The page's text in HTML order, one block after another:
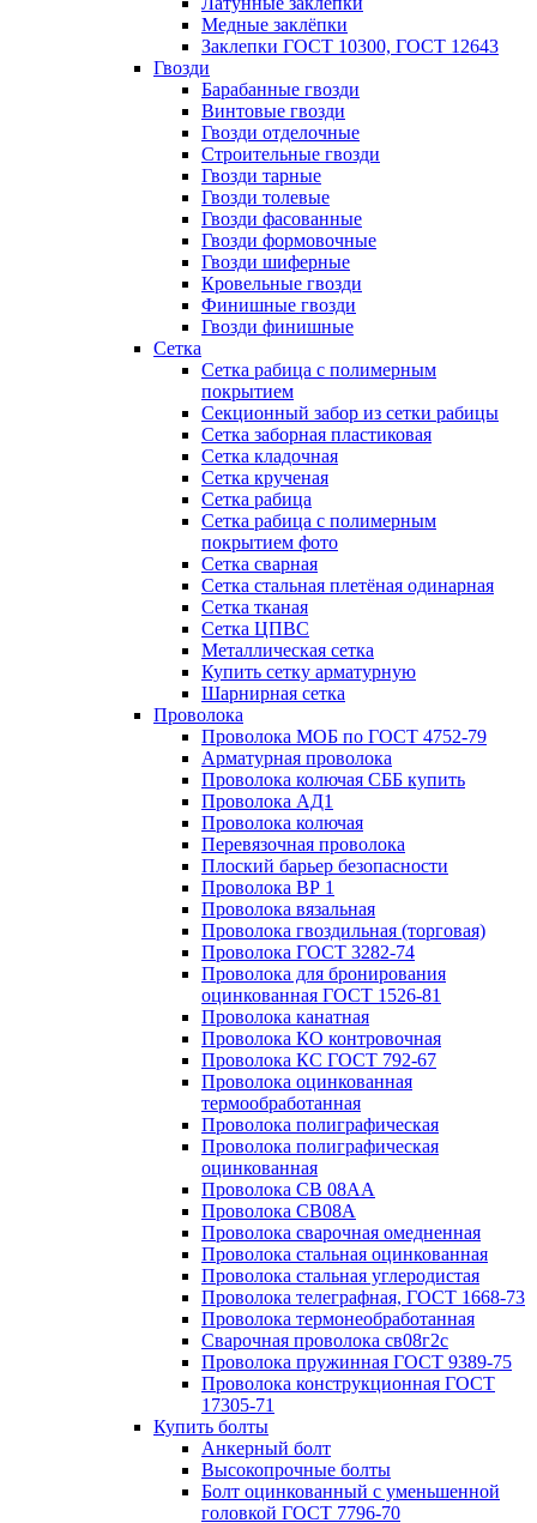
Медные заклёпки
Заклепки ГОСТ 10300, ГОСТ 12643
Гвозди
Барабанные гвозди
Винтовые гвозди
Гвозди отделочные
Строительные гвозди
Гвозди тарные
Гвозди толевые
Гвозди фасованные
Гвозди формовочные
Гвозди шиферные
Кровельные гвозди
Финишные гвозди
Гвозди финишные
Сетка
Сетка рабица с полимерным
покрытием
Секционный забор из сетки рабицы
Сетка заборная пластиковая
Сетка кладочная
Сетка крученая
Сетка рабица
Сетка рабица с полимерным
покрытием фото
Сетка сварная
Сетка стальная плетёная одинарная
Сетка тканая
Сетка ЦПВС
Металлическая сетка
Купить сетку арматурную
Шарнирная сетка
Проволока
Проволока МОБ по ГОСТ 4752-79
Арматурная проволока
Проволока колючая СББ купить
Проволока АД1
Проволока колючая
Перевязочная проволока
Плоский барьер безопасности
Проволока ВР 1
Проволока вязальная
Проволока гвоздильная (торговая)
Проволока ГОСТ 3282-74
Проволока для бронирования
оцинкованная ГОСТ 1526-81
Проволока канатная
Проволока КО контровочная
Проволока КС ГОСТ 792-67
Проволока оцинкованная
термообработанная
Проволока полиграфическая
Проволока полиграфическая
оцинкованная
Проволока СВ 08АА
Проволока СВ08А
Проволока сварочная омедненная
Проволока стальная оцинкованная
Проволока стальная углеродистая
Проволока телеграфная, ГОСТ 1668-73
Проволока термонеобработанная
Сварочная проволока св08г2с
Проволока пружинная ГОСТ 9389-75
Проволока конструкционная ГОСТ
17305-71
Купить болты
Анкерный болт
Высокопрочные болты
Болт оцинкованный с уменьшенной
головкой ГОСТ 7796-70